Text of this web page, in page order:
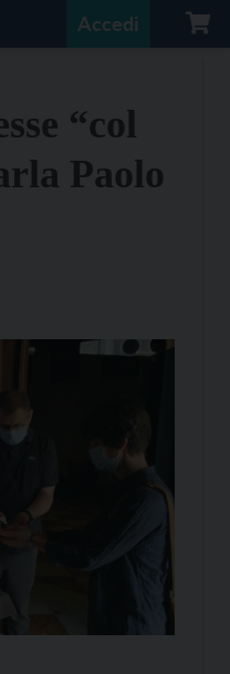
Accedi
“col
Paolo